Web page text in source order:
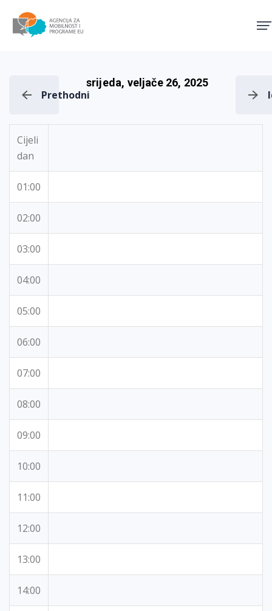
Prethodni
srijeda, veljače 26, 2025
Cijeli
dan
01:00
02:00
03:00
04:00
05:00
06:00
07:00
08:00
09:00
10:00
11:00
12:00
13:00
14:00